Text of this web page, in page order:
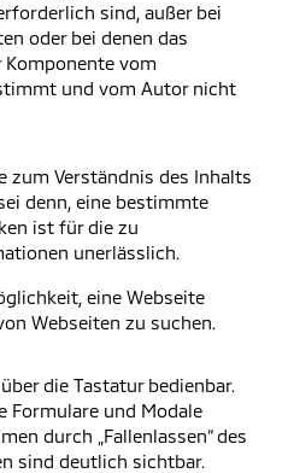
sind, außer bei
oder bei denen das
vom
und vom Autor nicht
zum Verständnis des Inhalts
denn, eine bestimmte
ist für die zu
unerlässlich.
eine Webseite
Webseiten zu suchen.
die Tastatur bedienbar.
Formulare und Modale
durch „Fallenlassen“ des
sind deutlich sichtbar.